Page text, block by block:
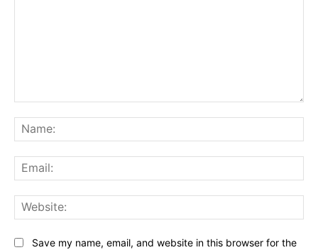
Save my name, email, and website in this browser for the